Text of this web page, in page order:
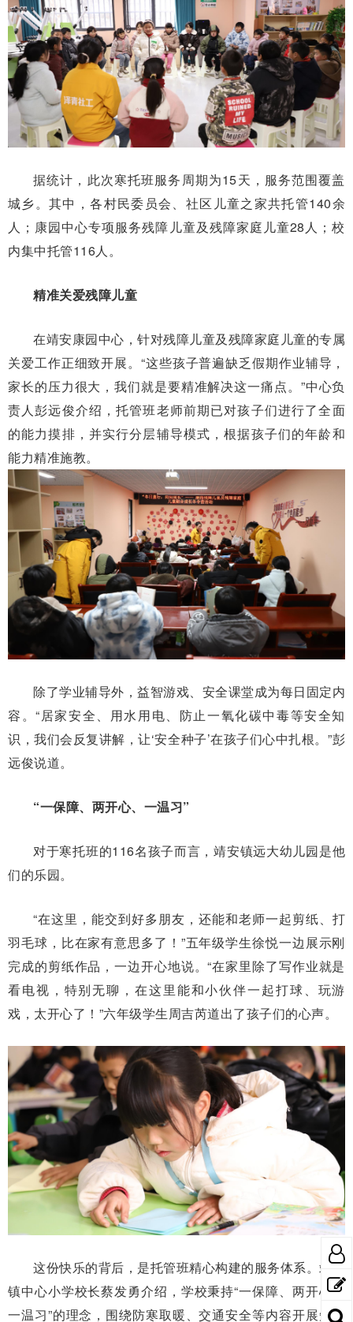
据统计，此次寒托班服务周期为15天，服务范围覆盖
城乡。其中，各村民委员会、社区儿童之家共托管140余
人；康园中心专项服务残障儿童及残障家庭儿童28人；校
内集中托管116人。
精准关爱残障儿童
在靖安康园中心，针对残障儿童及残障家庭儿童的专属
关爱工作正细致开展。“这些孩子普遍缺乏假期作业辅导，
家长的压力很大，我们就是要精准解决这一痛点。”中心负
责人彭远俊介绍，托管班老师前期已对孩子们进行了全面
的能力摸排，并实行分层辅导模式，根据孩子们的年龄和
能力精准施教。
除了学业辅导外，益智游戏、安全课堂成为每日固定内
容。“居家安全、用水用电、防止一氧化碳中毒等安全知
识，我们会反复讲解，让‘安全种子’在孩子们心中扎根。”彭
远俊说道。
“一保障、两开心、一温习”
对于寒托班的116名孩子而言，靖安镇远大幼儿园是他
们的乐园。
“在这里，能交到好多朋友，还能和老师一起剪纸、打
羽毛球，比在家有意思多了！”五年级学生徐悦一边展示刚
完成的剪纸作品，一边开心地说。“在家里除了写作业就是
看电视，特别无聊，在这里能和小伙伴一起打球、玩游
戏，太开心了！”六年级学生周吉芮道出了孩子们的心声。
这份快乐的背后，是托管班精心构建的服务体系。靖安
镇中心小学校长蔡发勇介绍，学校秉持“一保障、两开心、
一温习”的理念，围绕防寒取暖、交通安全等内容开展知识